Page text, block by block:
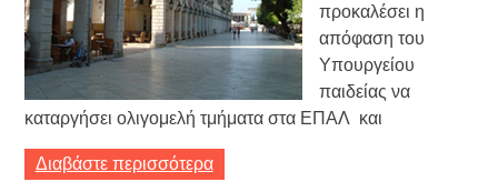
προκαλέσει η
απόφαση του
Υπουργείου
παιδείας να
καταργήσει ολιγομελή τμήματα στα ΕΠΑΛ και
Διαβάστε περισσότερα